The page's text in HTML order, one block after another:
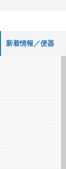
新着情報／便器